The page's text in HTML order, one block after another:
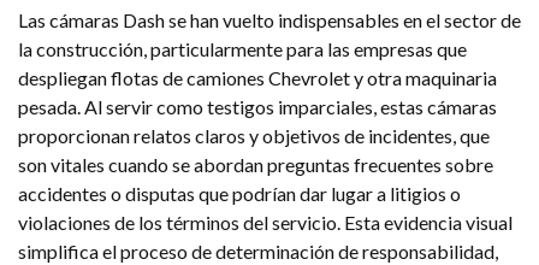
Las cámaras Dash se han vuelto indispensables en el sector de
la construcción, particularmente para las empresas que
despliegan flotas de camiones Chevrolet y otra maquinaria
pesada. Al servir como testigos imparciales, estas cámaras
proporcionan relatos claros y objetivos de incidentes, que
son vitales cuando se abordan preguntas frecuentes sobre
accidentes o disputas que podrían dar lugar a litigios o
violaciones de los términos del servicio. Esta evidencia visual
simplifica el proceso de determinación de responsabilidad,